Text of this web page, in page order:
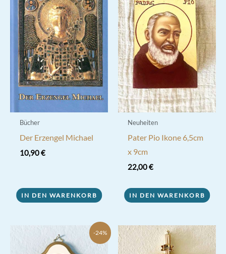
Bücher
Der Erzengel Michael
10,90€
IN DEN WARENKORB
Neuheiten
Pater Pio Ikone 6,5cm
x 9cm
22,00€
IN DEN WARENKORB
-24%